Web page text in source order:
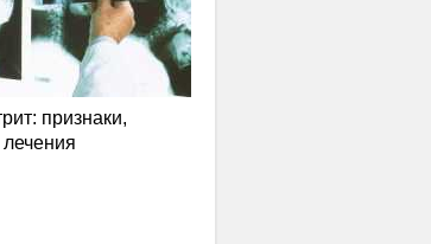
признаки,